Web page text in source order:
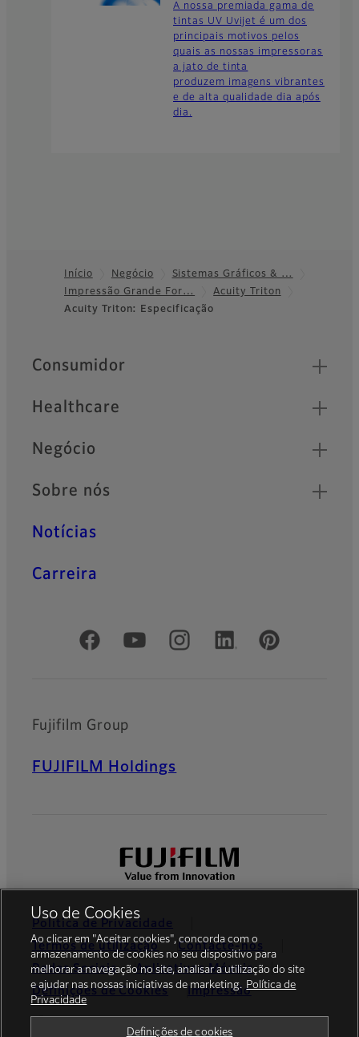
A nossa premiada gama de
tintas UV Uvijet é um dos
principais motivos pelos
quais as nossas impressoras
a jato de tinta
produzem imagens vibrantes
e de alta qualidade dia após
dia.
Footer
Início Negócio
Sistemas Gráficos & …
Impressão Grande For…
Acuity Triton
Acuity Triton: Especificação
Quick Links
Consumidor
Healthcare
Negócio
Sobre nós
Notícias
Carreira
Redes Sociais Oficiais
Fujifilm Group
FUJIFILM Holdings
Política de Privacidade
Termos de utilização
Contacte-nos
Redes Sociais
Aplicativos Móveis
Definições de Cookies
Impressão
Uso de Cookies
Ao clicar em "Aceitar cookies", concorda com o
armazenamento de cookies no seu dispositivo para
melhorar a navegação no site, analisar a utilização do site
e ajudar nas nossas iniciativas de marketing. Política de
Privacidade
Definições de cookies